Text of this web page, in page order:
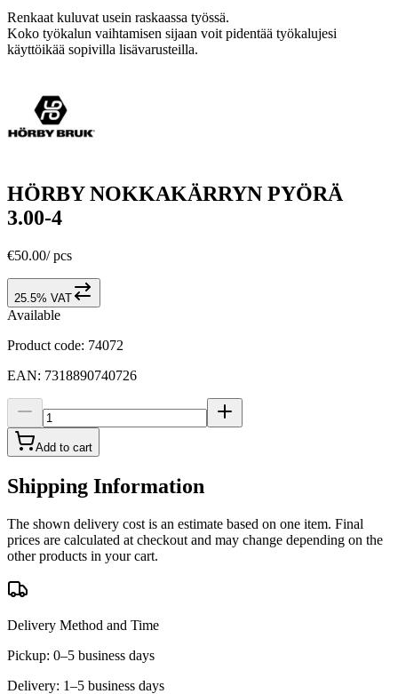
Renkaat kuluvat usein raskaassa työssä.
Koko työkalun vaihtamisen sijaan voit pidentää työkalujesi
käyttöikää sopivilla lisävarusteilla.
HÖRBY NOKKAKÄRRYN PYÖRÄ
3.00-4
€50.00/ pcs
25.5% VAT
Available
Product code: 74072
EAN: 7318890740726
Add to cart
Shipping Information
The shown delivery cost is an estimate based on one item. Final
prices are calculated at checkout and may change depending on the
other products in your cart.
Delivery Method and Time
Pickup: 0–5 business days
Delivery: 1–5 business days